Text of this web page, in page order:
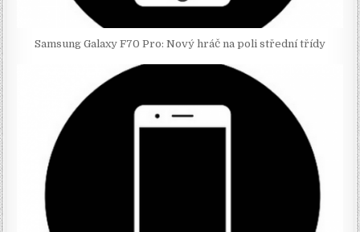
Samsung Galaxy F70 Pro: Nový hráč na poli střední třídy